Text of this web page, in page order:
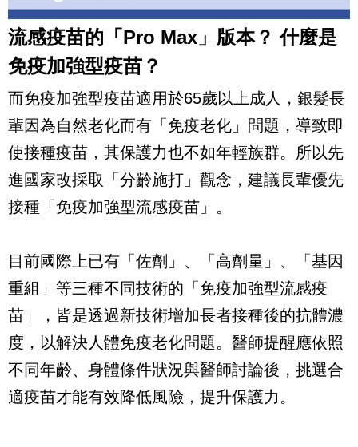
流感疫苗的「Pro Max」版本？ 什麼是
免疫加強型疫苗？
而免疫加強型疫苗適用於65歲以上成人，銀髮長
輩因為自然老化而有「免疫老化」問題，導致即
使接種疫苗，其保護力也不如年輕族群。所以先
進國家改採取「分齡施打」觀念，建議長輩優先
接種「免疫加強型流感疫苗」。
目前國際上已有「佐劑」、「高劑量」、「基因
重組」等三種不同技術的「免疫加強型流感疫
苗」，皆是透過新技術增加長者接種後的抗體濃
度，以解決人體免疫老化問題。醫師提醒應依照
不同年齡、身體條件狀況與醫師討論後，挑選合
適疫苗才能有效降低風險，提升保護力。